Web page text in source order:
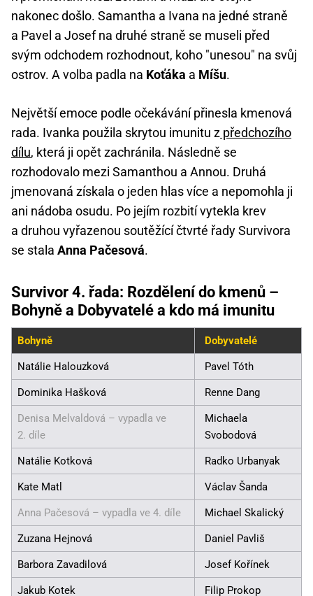
nakonec došlo. Samantha a Ivana na jedné straně
a Pavel a Josef na druhé straně se museli před
svým odchodem rozhodnout, koho "unesou" na svůj
ostrov. A volba padla na Koťáka a Míšu.
Největší emoce podle očekávání přinesla kmenová
rada. Ivanka použila skrytou imunitu z předchozího
dílu, která ji opět zachránila. Následně se
rozhodovalo mezi Samanthou a Annou. Druhá
jmenovaná získala o jeden hlas více a nepomohla ji
ani nádoba osudu. Po jejím rozbití vytekla krev
a druhou vyřazenou soutěžící čtvrté řady Survivora
se stala Anna Pačesová.
Survivor 4. řada: Rozdělení do kmenů –
Bohyně a Dobyvatelé a kdo má imunitu
Bohyně Dobyvatelé
Natálie Halouzková Pavel Tóth
Dominika Hašková Renne Dang
Denisa Melvaldová – vypadla ve
2. díle
Michaela
Svobodová
Natálie Kotková Radko Urbanyak
Kate Matl Václav Šanda
Anna Pačesová – vypadla ve 4. díle Michael Skalický
Zuzana Hejnová Daniel Pavliš
Barbora Zavadilová Josef Kořínek
Jakub Kotek Filip Prokop